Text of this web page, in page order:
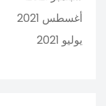
أغسطس 2021
يوليو 2021